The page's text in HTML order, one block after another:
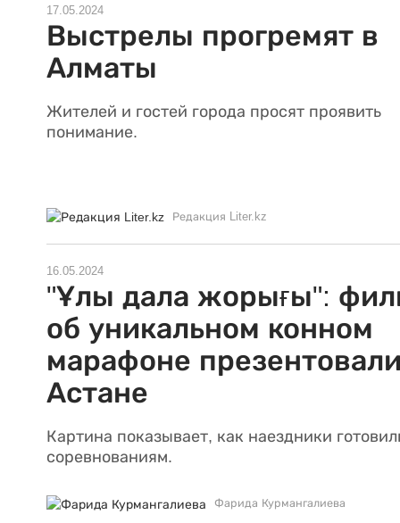
17.05.2024
Выстрелы прогремят в
Алматы
Жителей и гостей города просят проявить
понимание.
Редакция Liter.kz
16.05.2024
"Ұлы дала жорығы":
об уникальном конном
марафоне
Астане
Картина показывает, как наездники
соревнованиям.
Фарида Курмангалиева